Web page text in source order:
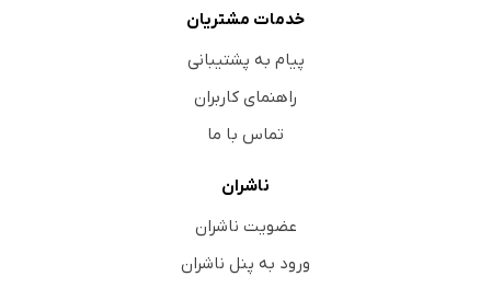
خدمات مشتریان
پیام به پشتیبانی
راهنمای کاربران
تماس با ما
ناشران
عضویت ناشران
ورود به پنل ناشران